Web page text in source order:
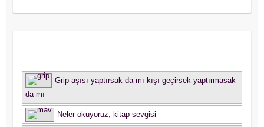
Grip aşısı yaptırsak da mı kışı geçirsek yaptırmasak
da mı
Neler okuyoruz, kitap sevgisi